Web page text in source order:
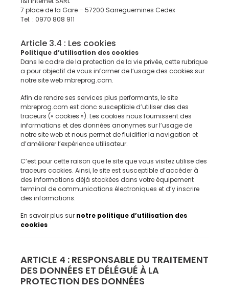
7 place de la Gare – 57200 Sarreguemines Cedex
Tel. : 0970 808 911
Article 3.4 : Les cookies
Politique d’utilisation des cookies
Dans le cadre de la protection de la vie privée, cette rubrique
a pour objectif de vous informer de l’usage des cookies sur
notre site web mbreprog.com.
Afin de rendre ses services plus performants, le site
mbreprog.com est donc susceptible d’utiliser des des
traceurs (« cookies »). Les cookies nous fournissent des
informations et des données anonymes sur l’usage de
notre site web et nous permet de fluidifier la navigation et
d’améliorer l’expérience utilisateur.
C’est pour cette raison que le site que vous visitez utilise des
traceurs cookies. Ainsi, le site est susceptible d’accéder à
des informations déjà stockées dans votre équipement
terminal de communications électroniques et d’y inscrire
des informations.
En savoir plus sur notre politique d’utilisation des
cookies
ARTICLE 4 : RESPONSABLE DU TRAITEMENT
DES DONNÉES ET DÉLÉGUÉ À LA
PROTECTION DES DONNÉES